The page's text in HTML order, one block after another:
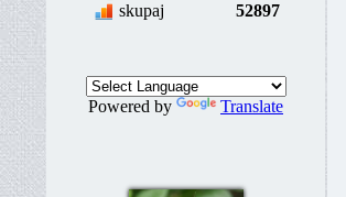
skupaj
52897
Powered by Translate